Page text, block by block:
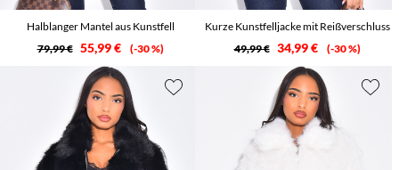
Halblanger Mantel aus Kunstfell
79,99 € 55,99 € -30 %
Kurze Kunstfelljacke mit Reißverschluss
49,99 € 34,99 € -30 %